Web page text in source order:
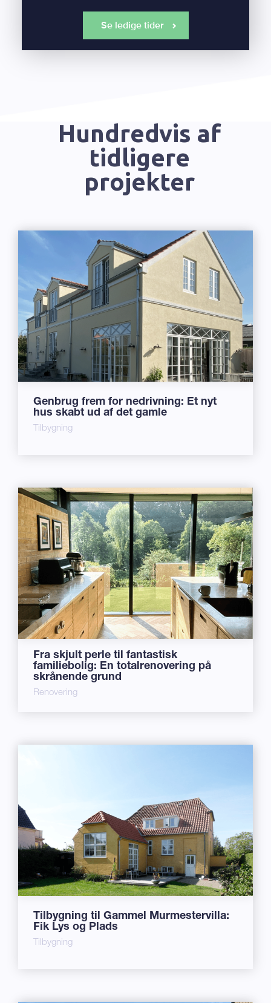
Se ledige tider
Hundredvis af
tidligere
projekter
Genbrug frem for nedrivning: Et nyt
hus skabt ud af det gamle
Tilbygning
Fra skjult perle til fantastisk
familiebolig: En totalrenovering på
skrånende grund
Renovering
Tilbygning til Gammel Murmestervilla:
Fik Lys og Plads
Tilbygning